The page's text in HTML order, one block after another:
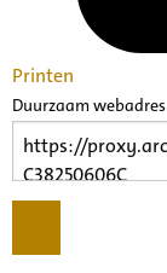
Printen
Duurzaam webadres